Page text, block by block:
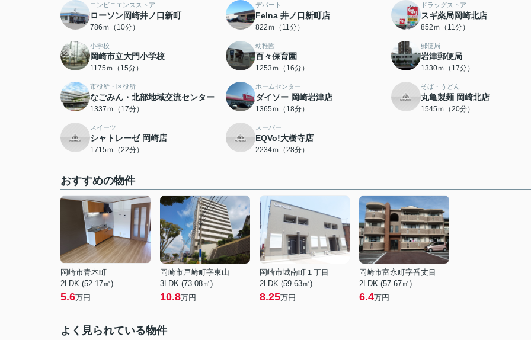
コンビニエンスストア
ローソン岡崎井ノ口新町
786ｍ（10分）
デパート
Felna 井ノ口新町店
822ｍ（11分）
ドラッグストア
スギ薬局岡崎北店
852ｍ（11分）
小学校
岡崎市立大門小学校
1175ｍ（15分）
幼稚園
百々保育園
1253ｍ（16分）
郵便局
岩津郵便局
1330ｍ（17分）
市役所・区役所
なごみん・北部地域交流センター
1337ｍ（17分）
ホームセンター
ダイソー 岡崎岩津店
1365ｍ（18分）
そば・うどん
丸亀製麺 岡崎北店
1545ｍ（20分）
スイーツ
シャトレーゼ 岡崎店
1715ｍ（22分）
スーパー
EQVo!大樹寺店
2234ｍ（28分）
おすすめの物件
岡崎市青木町
2LDK (52.17㎡)
5.6万円
岡崎市戸崎町字東山
3LDK (73.08㎡)
10.8万円
岡崎市城南町１丁目
2LDK (59.63㎡)
8.25万円
岡崎市富永町字番丈目
2LDK (57.67㎡)
6.4万円
よく見られている物件